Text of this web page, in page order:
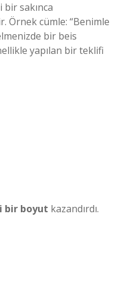
sakınca
Örnek cümle: “Benimle
bir beis
yapılan bir teklifi
bir boyut kazandırdı.